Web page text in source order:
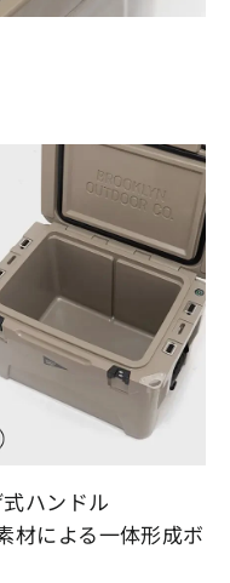
ハンドル
材による一体形成ボ